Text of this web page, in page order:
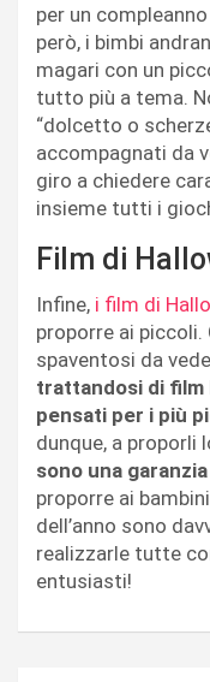
per un
però, i bimbi
magari con un
tutto più a tema.
“dolcetto o
accompagnati da
giro a chiedere
insieme tutti i
Film di
Infine, i film di
proporre ai
spaventosi da
trattandosi di film
pensati per i più
dunque, a proporli
sono una
proporre ai
dell’anno sono
realizzarle tutte
entusiasti!